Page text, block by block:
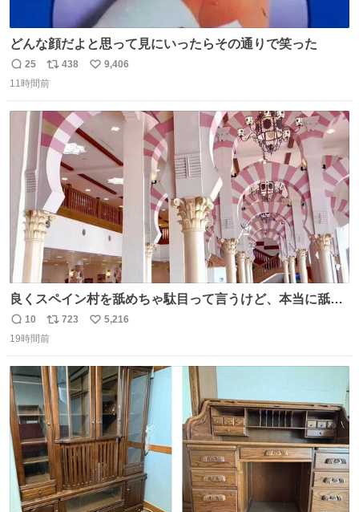
どんな顔だよと思って見にいったらその通りで笑った
返
信
25
リ
ポ
ト
数
438
い
9,406
11時間前
良くスペイン村を舐めちゃ駄目って言うけど、本当に舐め
ちゃ行けないのはスペィン村ホテル🏛🏨 だってロビーから
中庭抜けるだけでこの有様🤩 ディズニーホテル泊まってる
ニャは益々素晴らしい場所になってる
返
信
10
リ
ポ
ト
数
723
い
数
5,216
19時間前